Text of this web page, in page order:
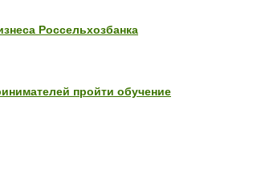
Россельхозбанка
пройти обучение